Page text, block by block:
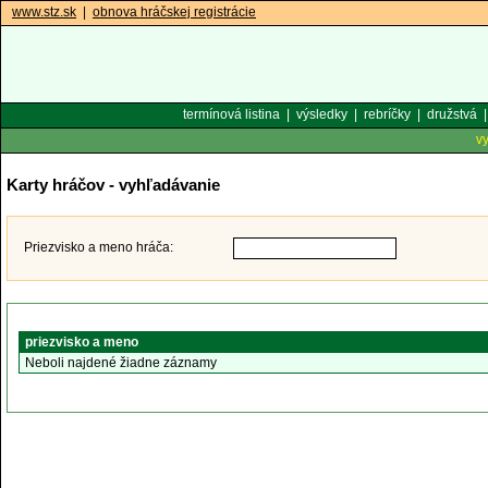
www.stz.sk obnova hráčskej registrácie
termínová listina| výsledky| rebríčky| družstvá
Karty hráčov - vyhľadávanie
Priezvisko a meno hráča:
priezvisko a meno
Neboli najdené žiadne záznamy